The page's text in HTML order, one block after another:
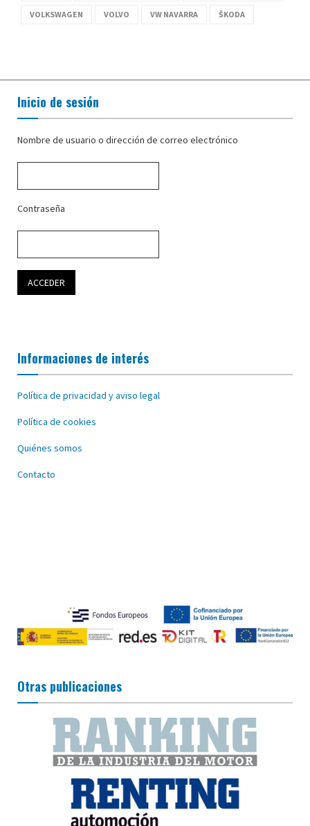
VOLKSWAGEN VOLVO VW NAVARRA ŠKODA
Inicio de sesión
Nombre de usuario o dirección de correo electrónico
Contraseña
Informaciones de interés
Política de privacidad y aviso legal
Política de cookies
Quiénes somos
Contacto
Otras publicaciones